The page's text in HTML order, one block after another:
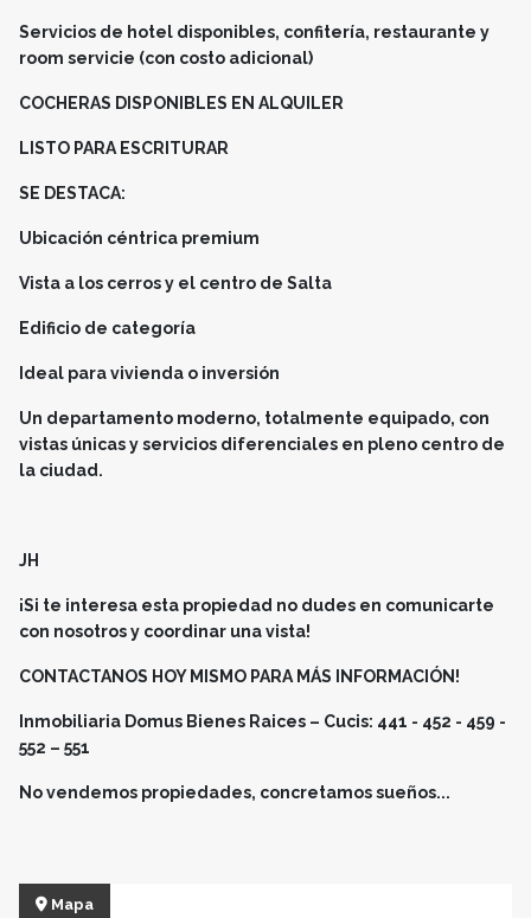
Servicios de hotel disponibles, confitería, restaurante y
room servicie (con costo adicional)
COCHERAS DISPONIBLES EN ALQUILER
LISTO PARA ESCRITURAR
SE DESTACA:
Ubicación céntrica premium
Vista a los cerros y el centro de Salta
Edificio de categoría
Ideal para vivienda o inversión
Un departamento moderno, totalmente equipado, con
vistas únicas y servicios diferenciales en pleno centro de
la ciudad.
JH
¡Si te interesa esta propiedad no dudes en comunicarte
con nosotros y coordinar una vista!
CONTACTANOS HOY MISMO PARA MÁS INFORMACIÓN!
Inmobiliaria Domus Bienes Raices – Cucis: 441 - 452 - 459 -
552 – 551
No vendemos propiedades, concretamos sueños...
Mapa